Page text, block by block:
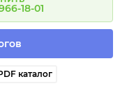
18-01
каталог